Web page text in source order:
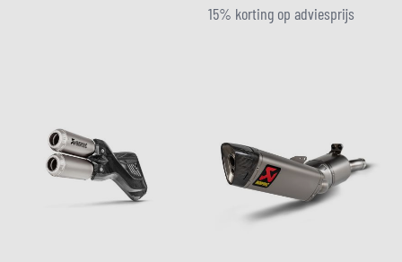
15% korting op adviesprijs